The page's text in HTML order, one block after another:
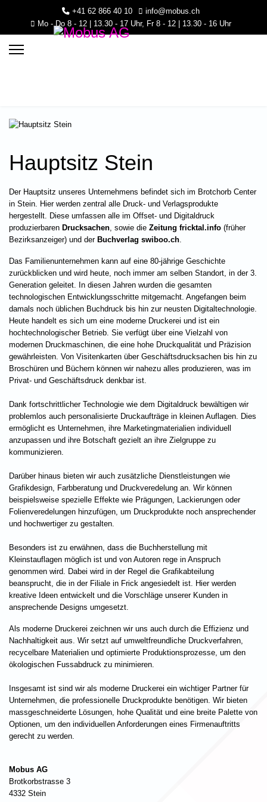
+41 62 866 40 10
info@mobus.ch
Mo - Do 8 - 12 | 13.30 - 17 Uhr, Fr 8 - 12 | 13.30 - 16 Uhr
Hauptsitz Stein
Der Hauptsitz unseres Unternehmens befindet sich im Brotchorb Center
in Stein. Hier werden zentral alle Druck- und Verlagsprodukte
hergestellt. Diese umfassen alle im Offset- und Digitaldruck
produzierbaren Drucksachen , sowie die Zeitung fricktal.info (früher
Bezirksanzeiger) und der Buchverlag swiboo.ch
Das Familienunternehmen kann auf eine 80-jährige Geschichte
zurückblicken und wird heute, noch immer am selben Standort, in der 3.
Generation geleitet. In diesen Jahren wurden die gesamten
technologischen Entwicklungsschritte mitgemacht. Angefangen beim
damals noch üblichen Buchdruck bis hin zur neusten Digitaltechnologie.
Heute handelt es sich um eine moderne Druckerei und ist ein
hochtechnologischer Betrieb. Sie verfügt über eine Vielzahl von
modernen Druckmaschinen, die eine hohe Druckqualität und Präzision
gewährleisten. Von Visitenkarten über Geschäftsdrucksachen bis hin zu
Broschüren und Büchern können wir nahezu alles produzieren, was im
Privat- und Geschäftsdruck denkbar ist.
Dank fortschrittlicher Technologie wie dem Digitaldruck bewältigen wir
problemlos auch personalisierte Druckaufträge in kleinen Auflagen. Dies
ermöglicht es Unternehmen, ihre Marketingmaterialien individuell
anzupassen und ihre Botschaft gezielt an ihre Zielgruppe zu
kommunizieren.
Darüber hinaus bieten wir auch zusätzliche Dienstleistungen wie
Grafikdesign, Farbberatung und Druckveredelung an. Wir können
beispielsweise spezielle Effekte wie Prägungen, Lackierungen oder
Folienveredelungen hinzufügen, um Druckprodukte noch ansprechender
und hochwertiger zu gestalten.
Besonders ist zu erwähnen, dass die Buchherstellung mit
Kleinstauflagen möglich ist und von Autoren rege in Anspruch
genommen wird. Dabei wird in der Regel die Grafikabteilung
beansprucht, die in der Filiale in Frick angesiedelt ist. Hier werden
kreative Ideen entwickelt und die Vorschläge unserer Kunden in
ansprechende Designs umgesetzt.
Als moderne Druckerei zeichnen wir uns auch durch die Effizienz und
Nachhaltigkeit aus. Wir setzt auf umweltfreundliche Druckverfahren,
recycelbare Materialien und optimierte Produktionsprozesse, um den
ökologischen Fussabdruck zu minimieren.
Insgesamt ist sind wir als moderne Druckerei ein wichtiger Partner für
Unternehmen, die professionelle Druckprodukte benötigen. Wir bieten
massgeschneiderte Lösungen, hohe Qualität und eine breite Palette von
Optionen, um den individuellen Anforderungen eines Firmenauftritts
gerecht zu werden.
Mobus AG
Brotkorbstrasse 3
4332 Stein
- 16 Uhr